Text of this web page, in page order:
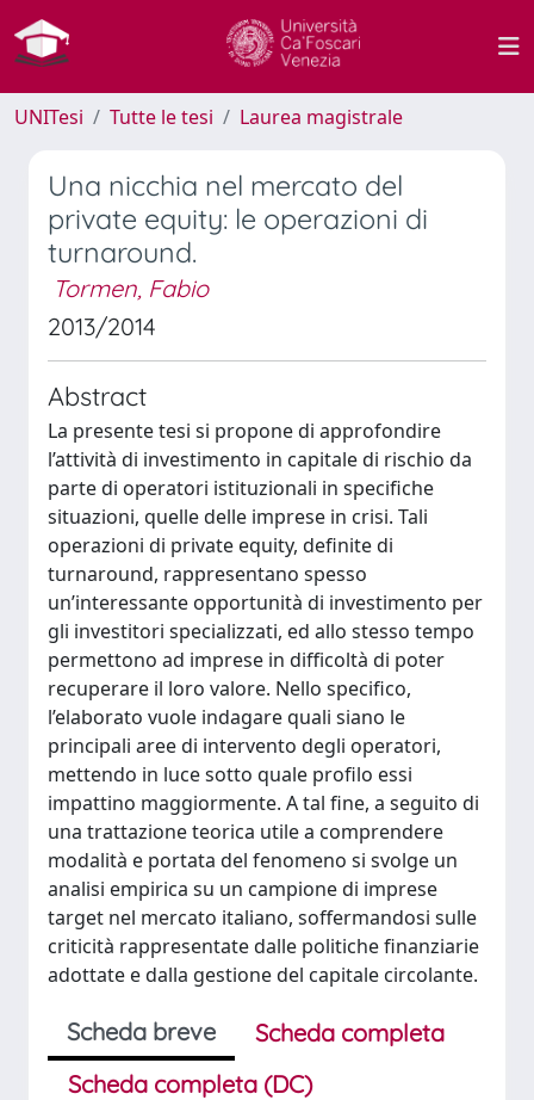
UNITesi Tutte le tesi Laurea magistrale
Una nicchia nel mercato del
private equity: le operazioni di
turnaround.
Tormen, Fabio
2013/2014
Abstract
La presente tesi si propone di approfondire
l’attività di investimento in capitale di rischio da
parte di operatori istituzionali in specifiche
situazioni, quelle delle imprese in crisi. Tali
operazioni di private equity, definite di
turnaround, rappresentano spesso
un’interessante opportunità di investimento per
gli investitori specializzati, ed allo stesso tempo
permettono ad imprese in difficoltà di poter
recuperare il loro valore. Nello specifico,
l’elaborato vuole indagare quali siano le
principali aree di intervento degli operatori,
mettendo in luce sotto quale profilo essi
impattino maggiormente. A tal fine, a seguito di
una trattazione teorica utile a comprendere
modalità e portata del fenomeno si svolge un
analisi empirica su un campione di imprese
target nel mercato italiano, soffermandosi sulle
criticità rappresentate dalle politiche finanziarie
adottate e dalla gestione del capitale circolante.
Scheda breve
Scheda completa
Scheda completa (DC)